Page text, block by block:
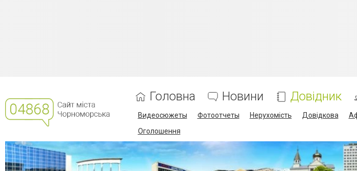
Головна Новини Довідник
Видеосюжеты Фотоотчеты Нерухомість Довідкова
Оголошення